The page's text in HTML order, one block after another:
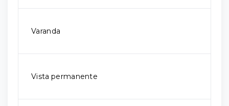
Varanda
Vista permanente